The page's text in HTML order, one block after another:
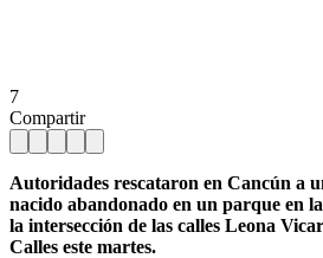
7
Compartir
Autoridades rescataron en Cancún a
nacido abandonado en un parque en
la intersección de las calles Leona
Calles este martes.